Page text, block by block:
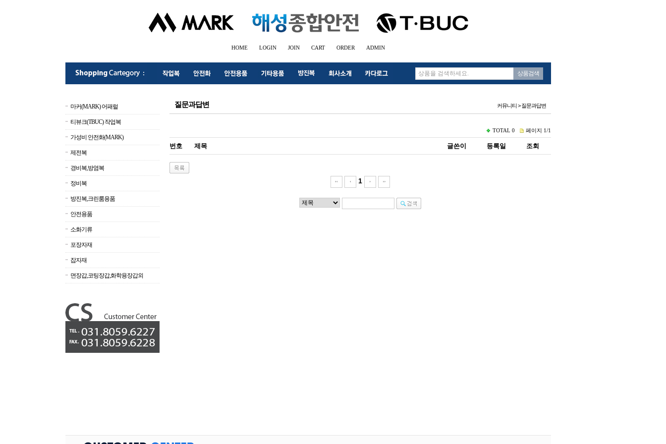
HOME LOGIN JOIN CART ORDER ADMIN
상품검색
마커(MARK) 어패럴
티뷰크(TBUC) 작업복
가성비 안전화(MARK)
제전복
경비복,방염복
정비복
방진복,크린룸용품
안전용품
소화기류
포장자재
잡자재
면장갑,코팅장갑,화학용장갑외
질문과답변 커뮤니티 > 질문과답변
TOTAL 0 페이지 1/1
번호 제목 글쓴이 등록일 조회
1